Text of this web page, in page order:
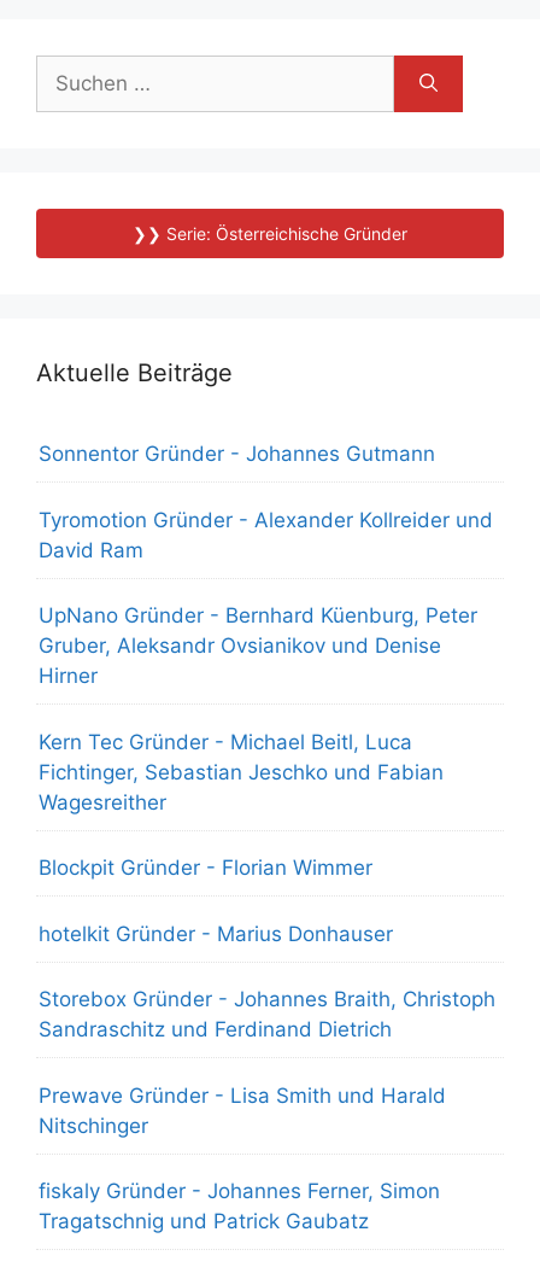
Suchen
nach:
❯❯ Serie: Österreichische Gründer
Aktuelle Beiträge
Sonnentor Gründer - Johannes Gutmann
Tyromotion Gründer - Alexander Kollreider und
David Ram
UpNano Gründer - Bernhard Küenburg, Peter
Gruber, Aleksandr Ovsianikov und Denise
Hirner
Kern Tec Gründer - Michael Beitl, Luca
Fichtinger, Sebastian Jeschko und Fabian
Wagesreither
Blockpit Gründer - Florian Wimmer
hotelkit Gründer - Marius Donhauser
Storebox Gründer - Johannes Braith, Christoph
Sandraschitz und Ferdinand Dietrich
Prewave Gründer - Lisa Smith und Harald
Nitschinger
fiskaly Gründer - Johannes Ferner, Simon
Tragatschnig und Patrick Gaubatz